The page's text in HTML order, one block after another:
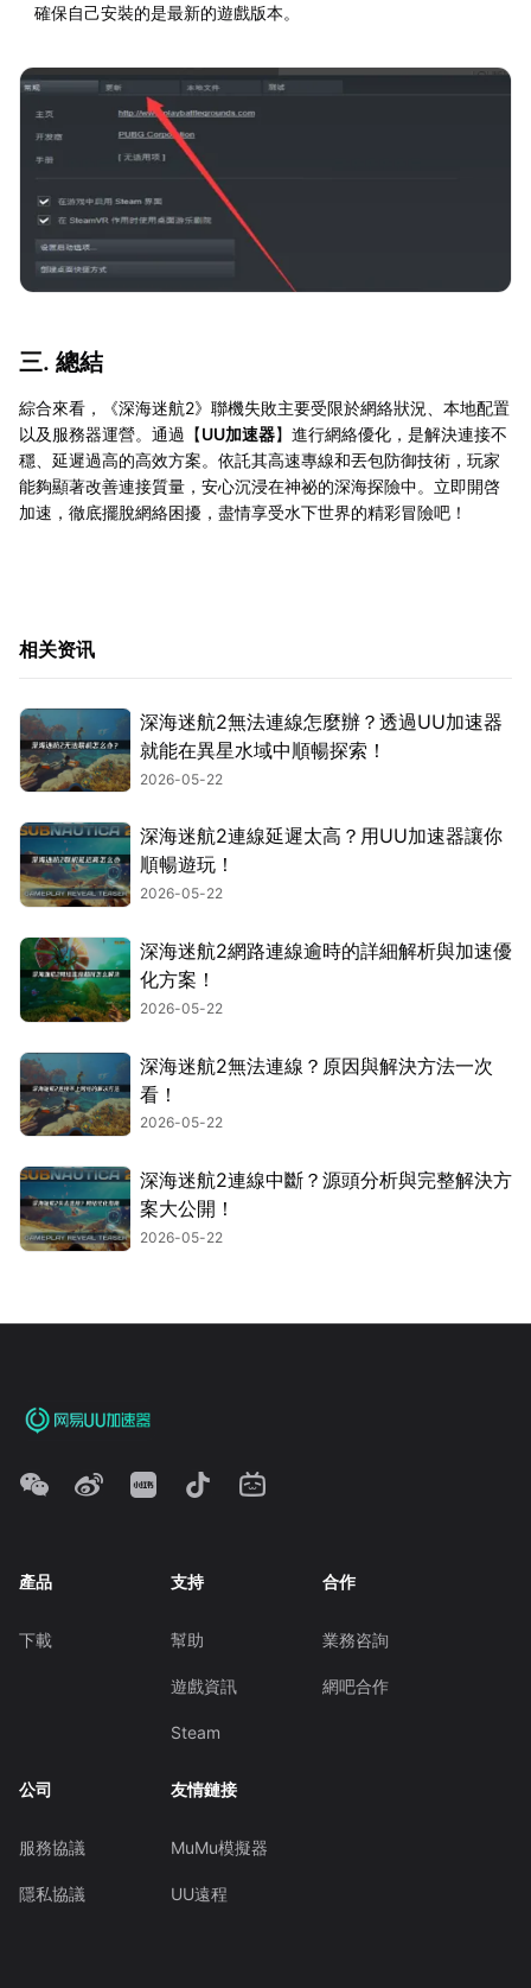
確保自己安裝的是最新的遊戲版本。
三. 總結
綜合來看，《深海迷航2》聯機失敗主要受限於網絡狀況、本地配置
以及服務器運營。通過【UU加速器】進行網絡優化，是解決連接不
穩、延遲過高的高效方案。依託其高速專線和丟包防御技術，玩家
能夠顯著改善連接質量，安心沉浸在神祕的深海探險中。立即開啓
加速，徹底擺脫網絡困擾，盡情享受水下世界的精彩冒險吧！
相关资讯
深海迷航2無法連線怎麼辦？透過UU加速器
就能在異星水域中順暢探索！
2026-05-22
深海迷航2連線延遲太高？用UU加速器讓你
順暢遊玩！
2026-05-22
深海迷航2網路連線逾時的詳細解析與加速優
化方案！
2026-05-22
深海迷航2無法連線？原因與解決方法一次
看！
2026-05-22
深海迷航2連線中斷？源頭分析與完整解決方
案大公開！
2026-05-22
產品
下載
支持
幫助
遊戲資訊
Steam
合作
業務咨詢
網吧合作
公司
服務協議
隱私協議
友情鏈接
MuMu模擬器
UU遠程